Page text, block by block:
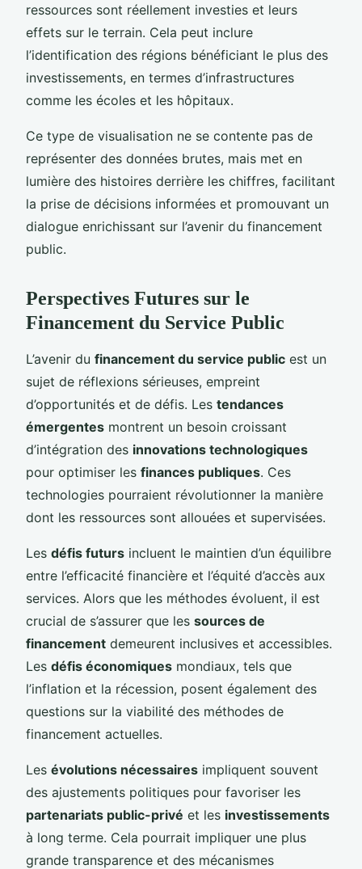
ressources sont réellement investies et leurs
effets sur le terrain. Cela peut inclure
l’identification des régions bénéficiant le plus des
investissements, en termes d’infrastructures
comme les écoles et les hôpitaux.
Ce type de visualisation ne se contente pas de
représenter des données brutes, mais met en
lumière des histoires derrière les chiffres, facilitant
la prise de décisions informées et promouvant un
dialogue enrichissant sur l’avenir du financement
public.
Perspectives Futures sur le
Financement du Service Public
L’avenir du financement du service public est un
sujet de réflexions sérieuses, empreint
d’opportunités et de défis. Les tendances
émergentes montrent un besoin croissant
d’intégration des innovations technologiques
pour optimiser les finances publiques. Ces
technologies pourraient révolutionner la manière
dont les ressources sont allouées et supervisées.
Les défis futurs incluent le maintien d’un équilibre
entre l’efficacité financière et l’équité d’accès aux
services. Alors que les méthodes évoluent, il est
crucial de s’assurer que les sources de
financement demeurent inclusives et accessibles.
Les défis économiques mondiaux, tels que
l’inflation et la récession, posent également des
questions sur la viabilité des méthodes de
financement actuelles.
Les évolutions nécessaires impliquent souvent
des ajustements politiques pour favoriser les
partenariats public-privé et les investissements
à long terme. Cela pourrait impliquer une plus
grande transparence et des mécanismes